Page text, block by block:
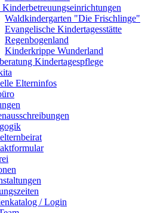
Kinderbetreuungseinrichtungen
Waldkindergarten "Die Frischlinge"
Evangelische Kindertagesstätte
Regenbogenland
Kinderkrippe Wunderland
Kindertagespflege
Elterninfos
/ Login